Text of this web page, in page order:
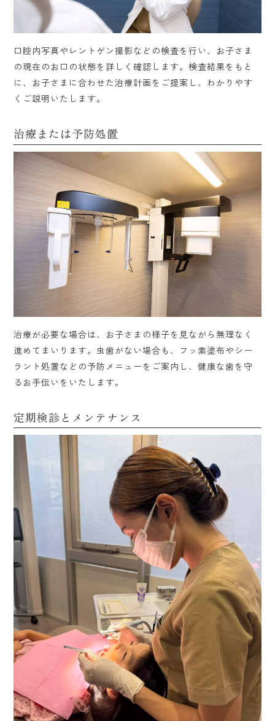
口腔内写真やレントゲン撮影などの検査を行い、お子さま
の現在のお口の状態を詳しく確認します。検査結果をもと
に、お子さまに合わせた治療計画をご提案し、わかりやす
くご説明いたします。
治療または予防処置
治療が必要な場合は、お子さまの様子を見ながら無理なく
進めてまいります。虫歯がない場合も、フッ素塗布やシー
ラント処置などの予防メニューをご案内し、健康な歯を守
るお手伝いをいたします。
定期検診とメンテナンス